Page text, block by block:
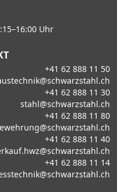
Uhr
+41 62 888 11 50
+41 62 888 11 30
stahl@schwarzstahl.ch
+41 62 888 11 80
+41 62 888 11 40
+41 62 888 11 14